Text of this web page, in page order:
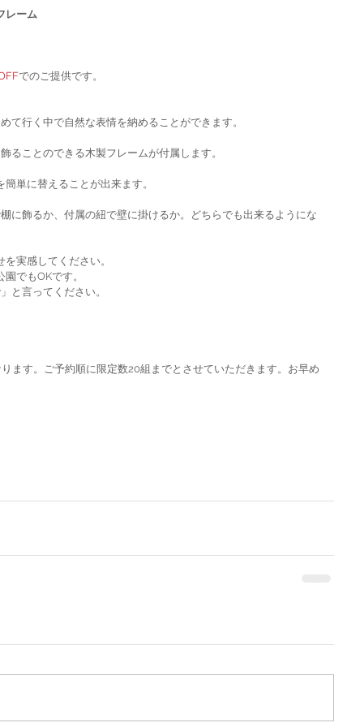
レーム
でのご提供です。
て行く中で自然な表情を納めることができます。
ることのできる木製フレームが付属します。
単に替えることが出来ます。
に飾るか、付属の紐で壁に掛けるか。どちらでも出来るようにな
実感してください。
でもOKです。
と言ってください。
ます。ご予約順に限定数20組までとさせていただきます。お早め